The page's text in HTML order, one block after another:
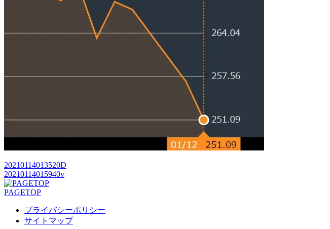
20210114013520D
20210114015940v
PAGETOP
プライバシーポリシー
サイトマップ